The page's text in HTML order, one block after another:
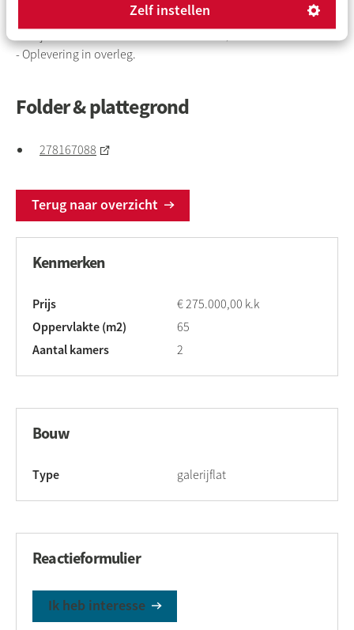
Zelf instellen
worden opgenomen in de koopovereenkomst;
- Oplevering in overleg.
Folder & plattegrond
278167088
Terug naar overzicht
Kenmerken
Prijs € 275.000,00 k.k
Oppervlakte (m2) 65
Aantal kamers 2
Bouw
Type galerijflat
Reactieformulier
Ik heb interesse